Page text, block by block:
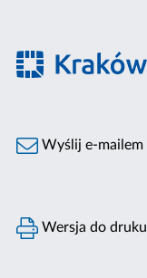
Wyślij e-mailem
Wersja do druku